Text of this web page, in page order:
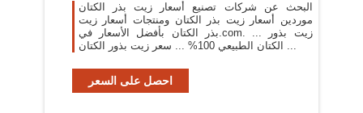
البحث عن شركات تصنيع أسعار زيت بذر الكتان
موردين أسعار زيت بذر الكتان ومنتجات أسعار زيت
بذر الكتان بأفضل الأسعار في.com. ... زيت بذور
الكتان الطبيعي 100% ... سعر زيت بذور الكتان ...
احصل على السعر